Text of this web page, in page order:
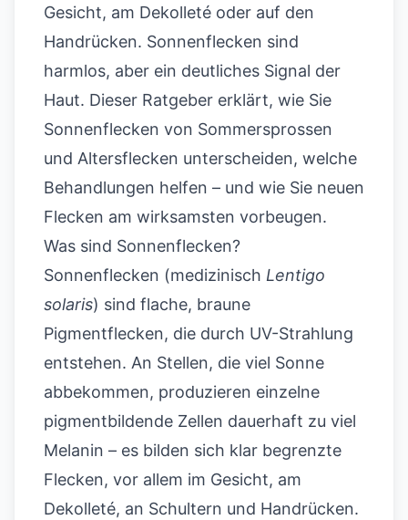
Gesicht, am Dekolleté oder auf den
Handrücken. Sonnenflecken sind
harmlos, aber ein deutliches Signal der
Haut. Dieser Ratgeber erklärt, wie Sie
Sonnenflecken von Sommersprossen
und Altersflecken unterscheiden, welche
Behandlungen helfen – und wie Sie neuen
Flecken am wirksamsten vorbeugen.
Was sind Sonnenflecken?
Sonnenflecken (medizinisch Lentigo
solaris) sind flache, braune
Pigmentflecken, die durch UV-Strahlung
entstehen. An Stellen, die viel Sonne
abbekommen, produzieren einzelne
pigmentbildende Zellen dauerhaft zu viel
Melanin – es bilden sich klar begrenzte
Flecken, vor allem im Gesicht, am
Dekolleté, an Schultern und Handrücken.